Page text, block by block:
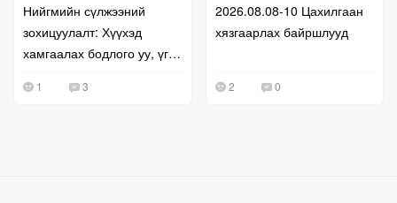
Нийгмийн сүлжээний
зохицуулалт: Хүүхэд
хамгаалах бодлого уу, үг
оролдлого уу?
1 3
2026.08.08-10 Цахилгаан
хязгаарлах байршлууд
2 0